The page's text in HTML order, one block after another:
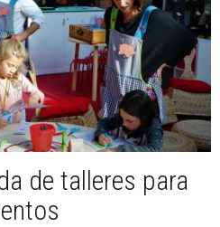
de talleres para